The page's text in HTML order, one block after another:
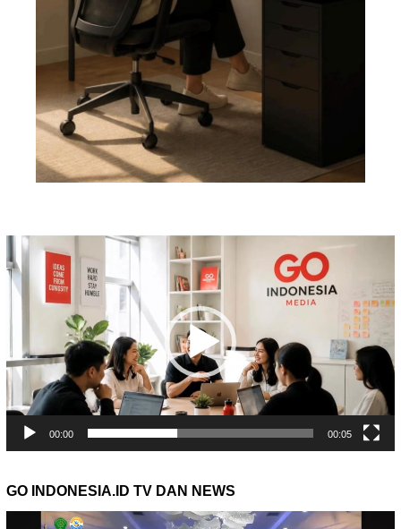
Pemutar
Video
00:00 00:05
GO INDONESIA.ID TV DAN NEWS
Pemutar